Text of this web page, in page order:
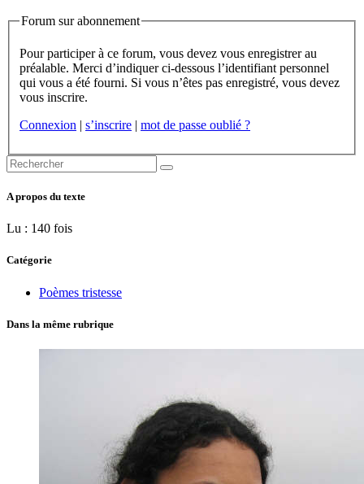
Forum sur abonnement
Pour participer à ce forum, vous devez vous enregistrer au
préalable. Merci d’indiquer ci-dessous l’identifiant personnel
qui vous a été fourni. Si vous n’êtes pas enregistré, vous devez
vous inscrire.
Connexion | s’inscrire | mot de passe oublié ?
A propos du texte
Lu : 140 fois
Catégorie
Poèmes tristesse
Dans la même rubrique